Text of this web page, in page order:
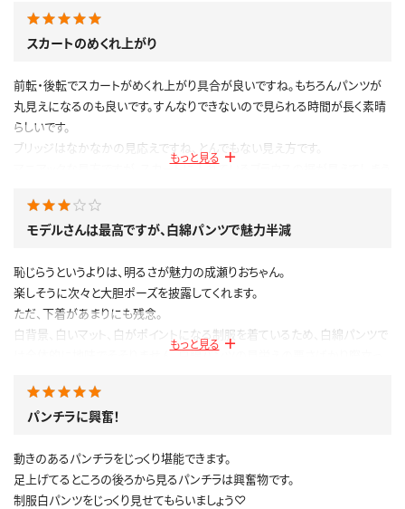
スカートのめくれ上がり
前転・後転でスカートがめくれ上がり具合が良いですね。もちろんパンツが
丸見えになるのも良いです。すんなりできないので見られる時間が長く素晴
らしいです。
ブリッジはなかなかの見応えですね、とんでもない見え方です。
マニアックな見方ですが、スカートに入れているブラウスの裾が見えてしまう
投稿者：ヒッサー
もっと見る
モデルさんは最高ですが、白綿パンツで魅力半減
恥じらうというよりは、明るさが魅力の成瀬りおちゃん。
楽しそうに次々と大胆ポーズを披露してくれます。
ただ、下着があまりにも残念。
白背景、白いマット、白がポイントになる制服を着ているため、白綿パンツで
は全体的に地味でそそりません。白綿パンツの見栄えの悪さばかり際立っ
モデルさんが素晴らしいだけに魅力が半減しています。
公開日：2021.08.03
このレビューは参考になりましたか？
0
もっと見る
パンチラに興奮！
動きのあるパンチラをじっくり堪能できます。
足上げてるところの後ろから見るパンチラは興奮物です。
制服白パンツをじっくり見せてもらいましょう♡